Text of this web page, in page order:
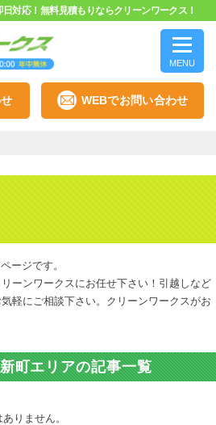
対応！無料見積もりならクリーンワークス！
MENU
WEBでお問い合わせ
ージです。
ーンワークスにお任せ下さい！引越しなど
軽にご相談下さい。クリーンワークスがお
町エリアの記事一覧
りません。